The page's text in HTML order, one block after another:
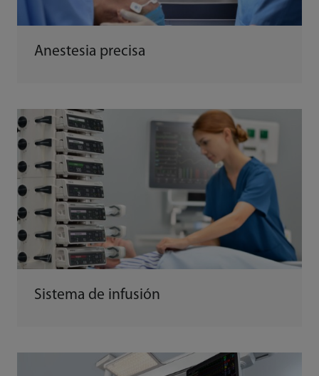
Anestesia precisa
Sistema de infusión